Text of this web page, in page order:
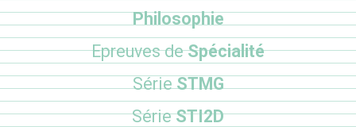
Philosophie
Epreuves deSpécialité
SérieSTMG
SérieSTI2D